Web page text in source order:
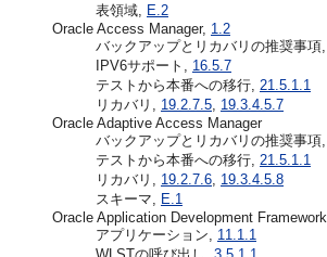
表領域,
E.2
Oracle Access Manager, 1.2
バックアップとリカバリの推奨事項,
IPV6サポート, 16.5.7
テストから本番への移行, 21.5.1.1
リカバリ, 19.2.7.5 19.3.4.5.7
Oracle Adaptive Access Manager
バックアップとリカバリの推奨事項,
テストから本番への移行, 21.5.1.1
リカバリ, 19.2.7.6 19.3.4.5.8
スキーマ,
E.1
Oracle Application Development Framework
アプリケーション, 11.1.1